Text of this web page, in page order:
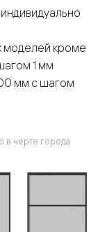
моделей кроме
1 мм
мм с шагом
в черте города